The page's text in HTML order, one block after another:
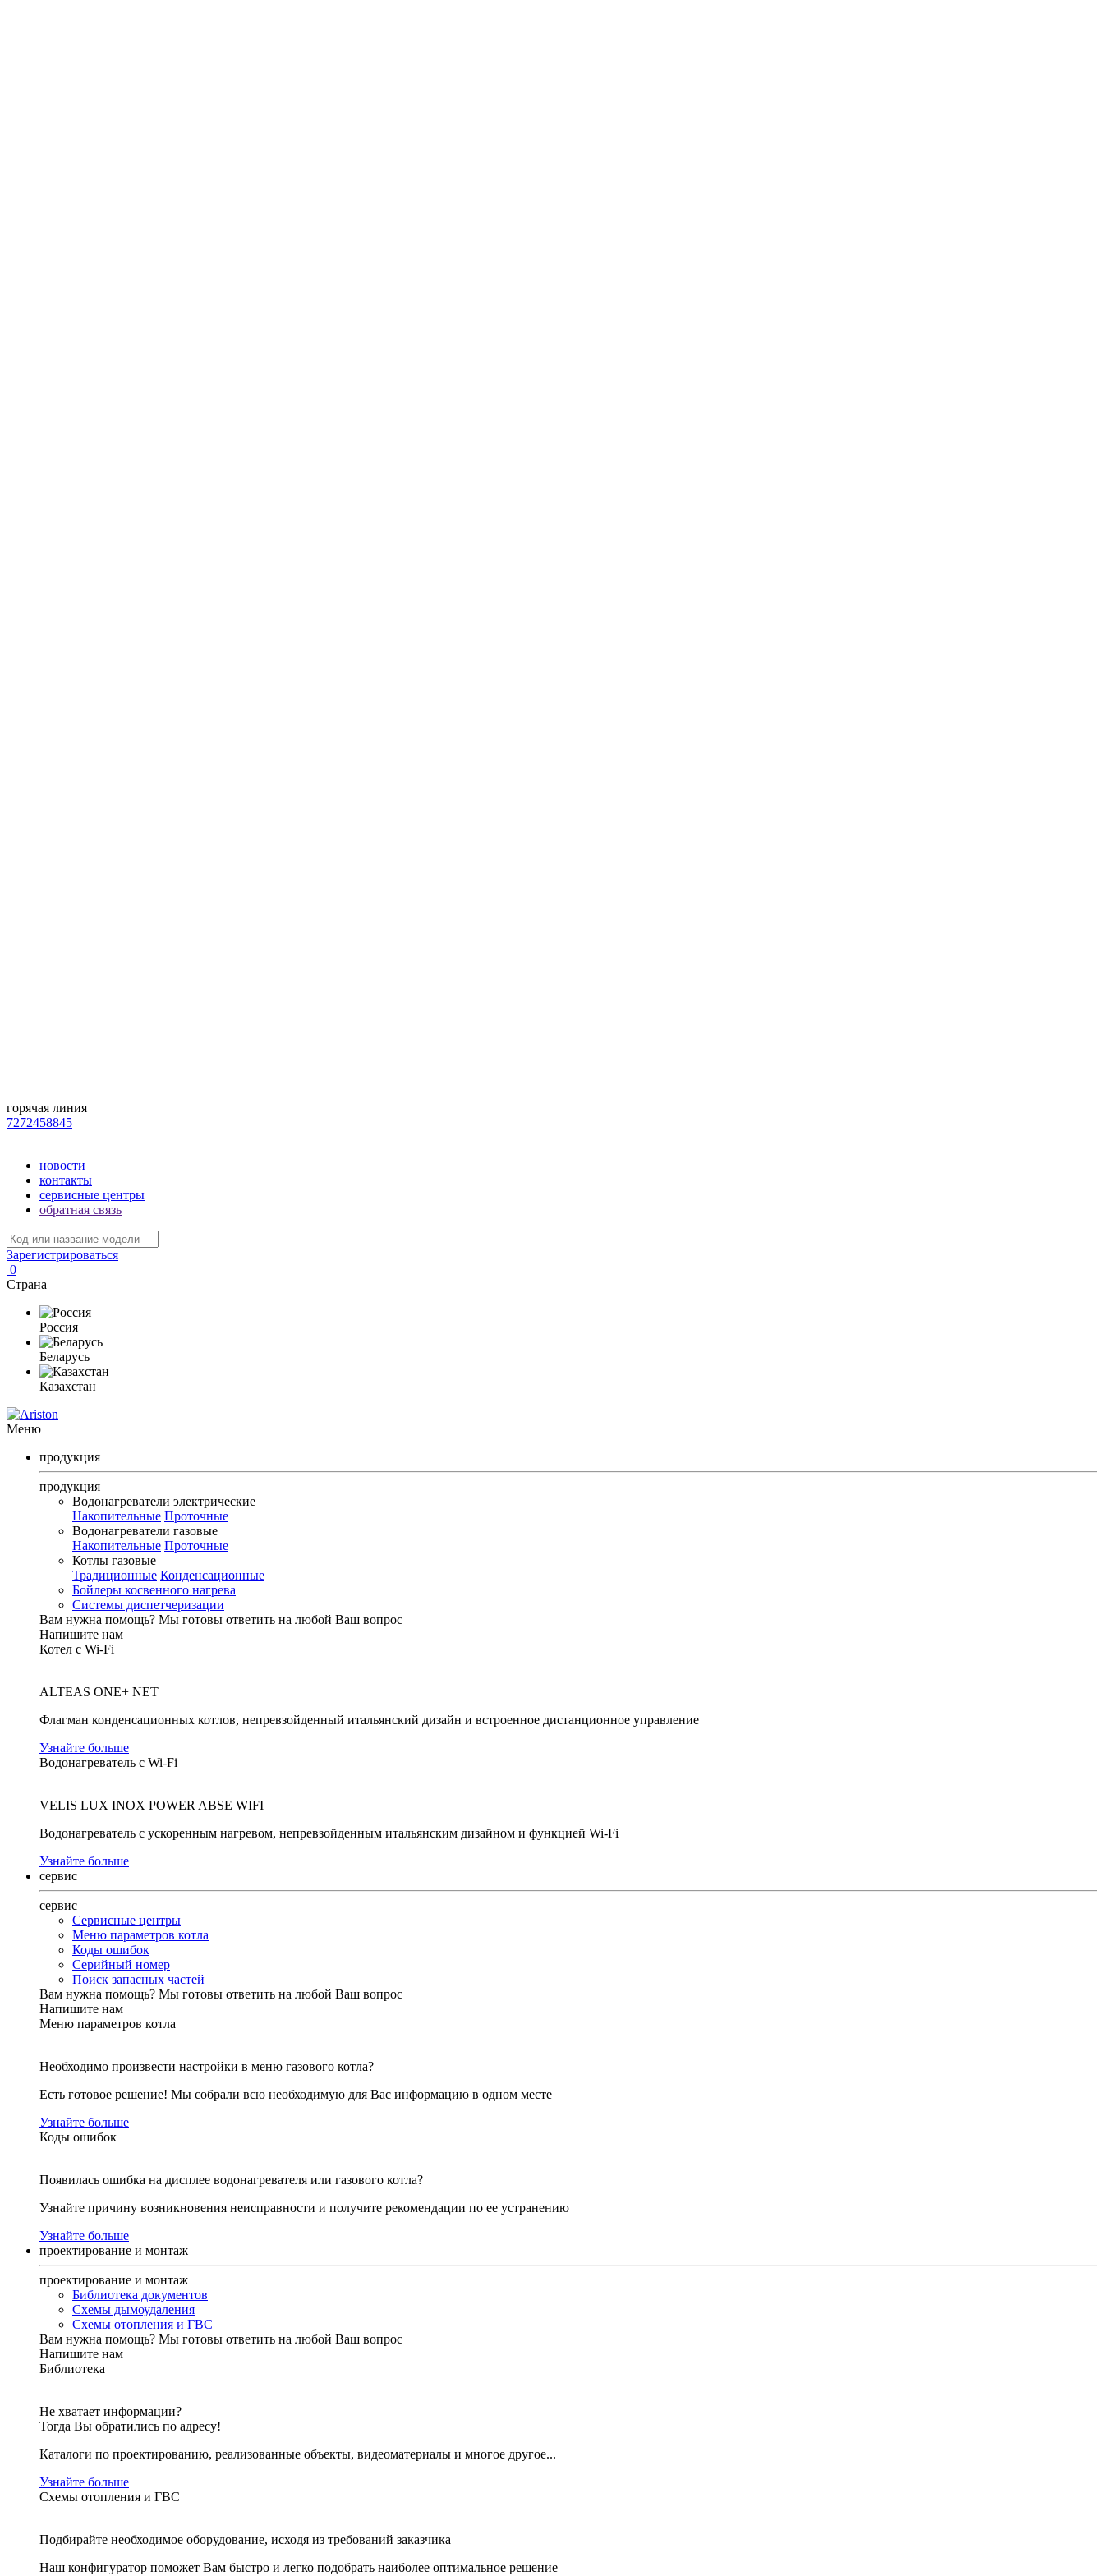
горячая линия
7272458845
новости
контакты
сервисные центры
обратная связь
Зарегистрироваться
0
Страна
Россия
Беларусь
Казахстан
Меню
продукция
продукция
Водонагреватели электрические
Накопительные Проточные
Водонагреватели газовые
Накопительные Проточные
Котлы газовые
Традиционные Конденсационные
Бойлеры косвенного нагрева
Системы диспетчеризации
Вам нужна помощь? Мы готовы ответить на любой Ваш вопрос
Напишите нам
Котел с Wi-Fi
ALTEAS ONE+ NET
Флагман конденсационных котлов, непревзойденный итальянский дизайн и встроенное дистанционное управление
Узнайте больше
Водонагреватель с Wi-Fi
VELIS LUX INOX POWER ABSE WIFI
Водонагреватель с ускоренным нагревом, непревзойденным итальянским дизайном и функцией Wi-Fi
Узнайте больше
сервис
сервис
Сервисные центры
Меню параметров котла
Коды ошибок
Серийный номер
Поиск запасных частей
Вам нужна помощь? Мы готовы ответить на любой Ваш вопрос
Напишите нам
Меню параметров котла
Необходимо произвести настройки в меню газового котла?
Есть готовое решение! Мы собрали всю необходимую для Вас информацию в одном месте
Узнайте больше
Коды ошибок
Появилась ошибка на дисплее водонагревателя или газового котла?
Узнайте причину возникновения неисправности и получите рекомендации по ее устранению
Узнайте больше
проектирование и монтаж
проектирование и монтаж
Библиотека документов
Схемы дымоудаления
Схемы отопления и ГВС
Вам нужна помощь? Мы готовы ответить на любой Ваш вопрос
Напишите нам
Библиотека
Не хватает информации?
Тогда Вы обратились по адресу!
Каталоги по проектированию, реализованные объекты, видеоматериалы и многое другое...
Узнайте больше
Схемы отопления и ГВС
Подбирайте необходимое оборудование, исходя из требований заказчика
Наш конфигуратор поможет Вам быстро и легко подобрать наиболее оптимальное решение